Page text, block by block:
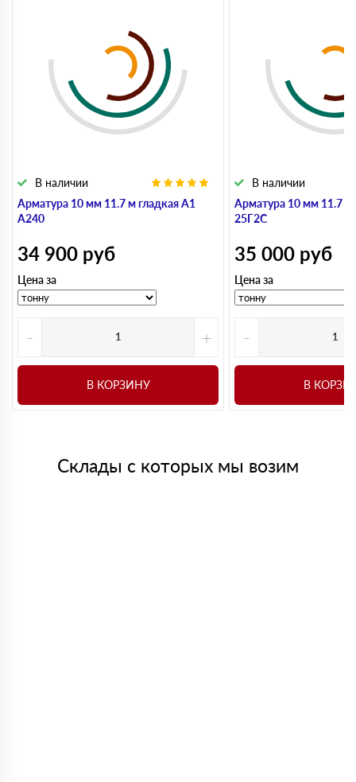
Арматура 10 мм 11.7 м гладкая А1
А240
В наличии
34 900 руб
Цена за
- +
В КОРЗИНУ
Арматура 10 мм 11.7 м
25Г2С
В наличии
35 000 руб
Цена за
-
В
Склады с которых мы возим